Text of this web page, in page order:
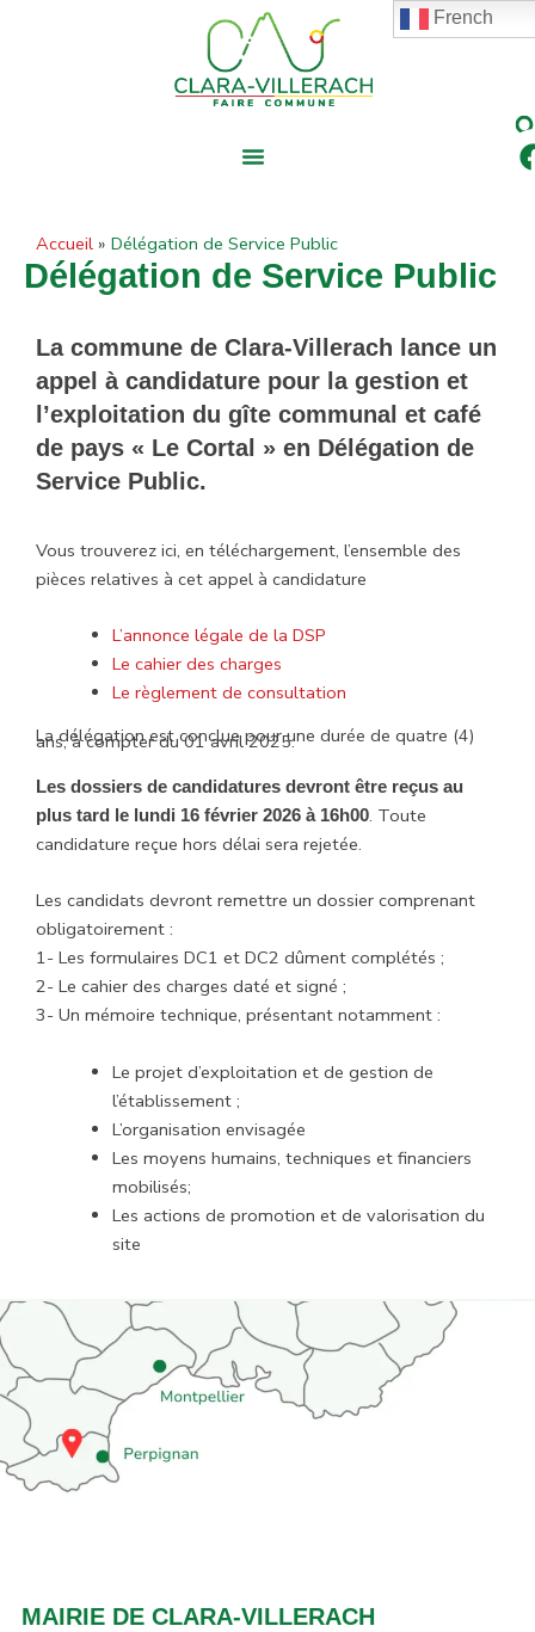
Accueil Délégation de Service Public
Délégation de Service Public
La commune de Clara-Villerach lance un
appel à candidature pour la gestion et
l’exploitation du gîte communal et café
de pays « Le Cortal » en Délégation de
Service Public.
Vous trouverez ici, en téléchargement, l’ensemble des
pièces relatives à cet appel à candidature
L’annonce légale de la DSP
Le cahier des charges
Le règlement de consultation
La délégation est conclue pour une durée de quatre (4)
ans, à compter du 01 avril 2025.
Les dossiers de candidatures devront être reçus au
plus tard le lundi 16 février 2026 à 16h00. Toute
candidature reçue hors délai sera rejetée.
Les candidats devront remettre un dossier comprenant
obligatoirement :
1- Les formulaires DC1 et DC2 dûment complétés ;
2- Le cahier des charges daté et signé ;
3- Un mémoire technique, présentant notamment :
Le projet d’exploitation et de gestion de
l’établissement ;
L’organisation envisagée
Les moyens humains, techniques et financiers
mobilisés;
Les actions de promotion et de valorisation du
site
MAIRIE DE CLARA-VILLERACH
French